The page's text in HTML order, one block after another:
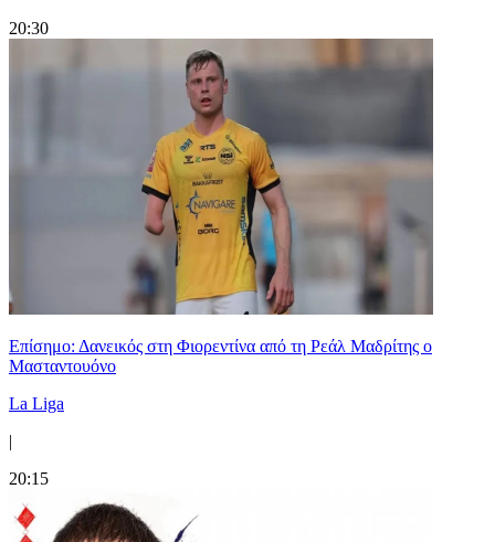
20:30
Επίσημο: Δανεικός στη Φιορεντίνα από τη Ρεάλ Μαδρίτης ο
Μασταντουόνο
La Liga
|
20:15